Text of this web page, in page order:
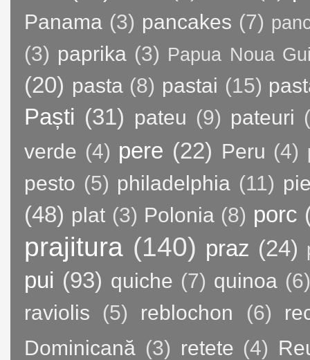
Panama (3) pancakes (7)
(3) paprika (3) Papua Noua
(20) pasta (8) pastai (15)
Paști (31) pateu (9) pateuri
verde (4) pere (22) Peru (4)
pesto (5) philadelphia (11)
(48) plat (3) Polonia (8) porc
prajitura (140) praz (24)
pui (93) quiche (7) quinoa
raviolis
(5) reblochon (6)
Dominicană (3) retete (4)